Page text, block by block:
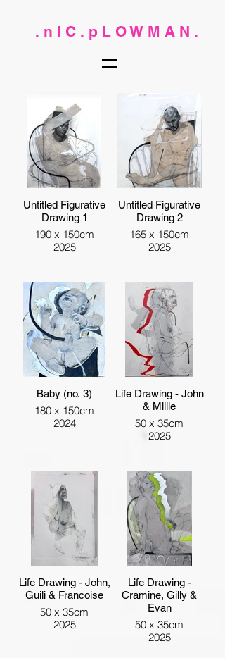
. n I C . p L O W M A N .
Untitled Figurative
Drawing 1
190 x 150cm
2025
Untitled Figurative
Drawing 2
165 x 150cm
2025
Baby (no. 3)
180 x 150cm
2024
Life Drawing - John
& Millie
50 x 35cm
2025
Life Drawing - John,
Guili & Francoise
50 x 35cm
2025
Life Drawing -
Cramine, Gilly &
Evan
50 x 35cm
2025